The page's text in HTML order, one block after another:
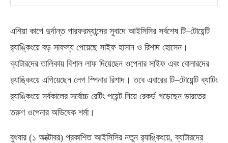
এশিয়া কাপে দুর্দান্ত পারফরম্যান্সের সুবাদে আইসিসির সর্বশেষ টি–টোয়েন্টি
র‍্যাঙ্কিংয়ে বড় সাফল্য পেয়েছে সাইফ হাসান ও রিশাদ হোসেন।
ব্যাটারদের তালিকায় বিশাল লাফ দিয়েছেন ওপেনার সাইফ এবং বোলারদের
র‍্যাঙ্কিংয়ে এগিয়েছেন লেগ স্পিনার রিশাদ। তবে এবারের টি–টোয়েন্টি ব্যাটিং
র‍্যাঙ্কিংয়ে সর্বকালের সর্বোচ্চ রেটিং পয়েন্ট নিয়ে রেকর্ড গড়েছেন ভারতের
তরুণ ওপেনার অভিষেক শর্মা।
বুধবার (১ অক্টোবর) প্রকাশিত আইসিসির নতুন র‍্যাঙ্কিংয়ে,ব্যাটারদের